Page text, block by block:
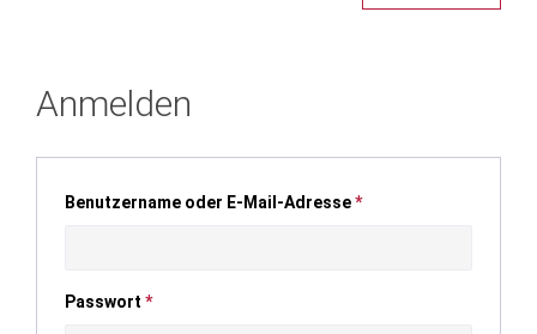
Anmelden
Benutzername oder E-Mail-Adresse*
Passwort *